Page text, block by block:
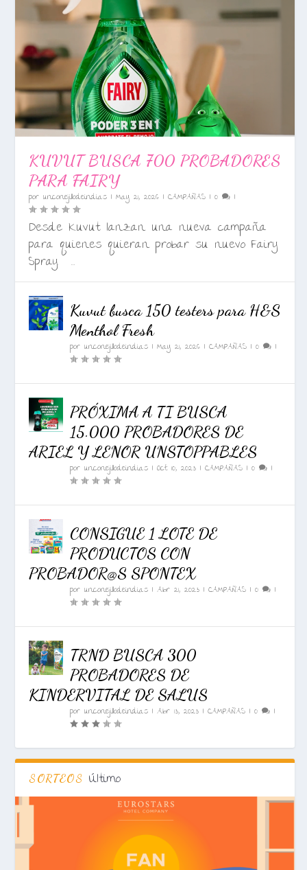
KUVUT BUSCA 700 PROBADORES
PARA FAIRY
porunconejillodeindias |May 21, 2026 |CAMPAÑAS |0 |
Desde Kuvut lanzan una nueva campaña
para quienes quieran probar su nuevo Fairy
Spray. ...
Kuvut busca 150 testers para H&S
Menthol Fresh
porunconejillodeindias |May 21, 2026 |CAMPAÑAS |0 |
PRÓXIMA A TI BUSCA
15.000 PROBADORES DE
ARIEL Y LENOR UNSTOPPABLES
porunconejillodeindias |Oct 10, 2023 |CAMPAÑAS |0 |
CONSIGUE 1 LOTE DE
PRODUCTOS CON
PROBADOR@S SPONTEX
porunconejillodeindias |Abr 21, 2023 |CAMPAÑAS |0 |
TRND BUSCA 300
PROBADORES DE
KINDERVITAL DE SALUS
porunconejillodeindias |Abr 13, 2023 |CAMPAÑAS |0 |
SORTEOS Último